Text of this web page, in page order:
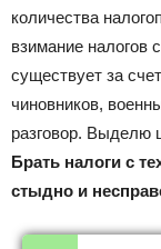
количества
взимание налогов
существует за
чиновников,
разговор. Выделю
Брать налоги с
стыдно и